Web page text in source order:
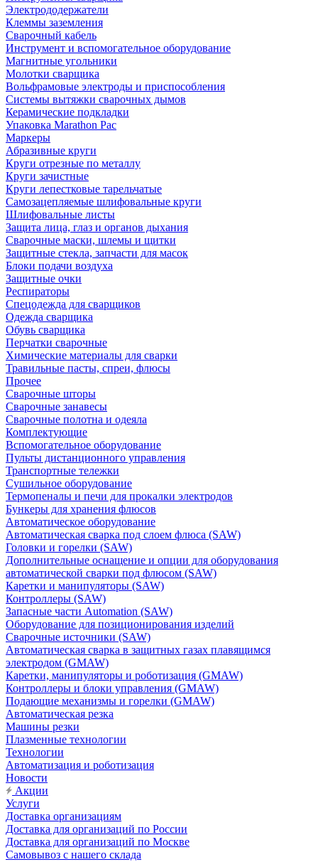
Электрододержатели
Клеммы заземления
Сварочный кабель
Инструмент и вспомогательное оборудование
Магнитные угольники
Молотки сварщика
Вольфрамовые электроды и приспособления
Системы вытяжки сварочных дымов
Керамические подкладки
Упаковка Marathon Pac
Маркеры
Абразивные круги
Круги отрезные по металлу
Круги зачистные
Круги лепестковые тарельчатые
Самозацепляемые шлифовальные круги
Шлифовальные листы
Защита лица, глаз и органов дыхания
Сварочные маски, шлемы и щитки
Защитные стекла, запчасти для масок
Блоки подачи воздуха
Защитные очки
Респираторы
Спецодежда для сварщиков
Одежда сварщика
Обувь сварщика
Перчатки сварочные
Химические материалы для сварки
Травильные пасты, спреи, флюсы
Прочее
Сварочные шторы
Сварочные занавесы
Сварочные полотна и одеяла
Комплектующие
Вспомогательное оборудование
Пульты дистанционного управления
Транспортные тележки
Сушильное оборудование
Термопеналы и печи для прокалки электродов
Бункеры для хранения флюсов
Автоматическое оборудование
Автоматическая сварка под слоем флюса (SAW)
Головки и горелки (SAW)
Дополнительные оснащение и опции для оборудования
автоматической сварки под флюсом (SAW)
Каретки и манипуляторы (SAW)
Контроллеры (SAW)
Запасные части Automation (SAW)
Оборудование для позиционирования изделий
Сварочные источники (SAW)
Автоматическая сварка в защитных газах плавящимся
электродом (GMAW)
Каретки, манипуляторы и роботизация (GMAW)
Контроллеры и блоки управления (GMAW)
Подающие механизмы и горелки (GMAW)
Автоматическая резка
Машины резки
Плазменные технологии
Технологии
Автоматизация и роботизация
Новости
Акции
Услуги
Доставка организациям
Доставка для организаций по России
Доставка для организаций по Москве
Самовывоз с нашего склада